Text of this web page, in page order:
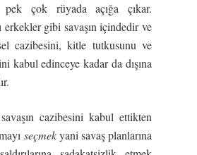
çok rüyada açığa çıkar.
erkekler gibi savaşın içindedir ve
cazibesini, kitle tutkusunu ve
kabul edinceye kadar da dışına
cazibesini kabul ettikten
seçmekyani savaş planlarına